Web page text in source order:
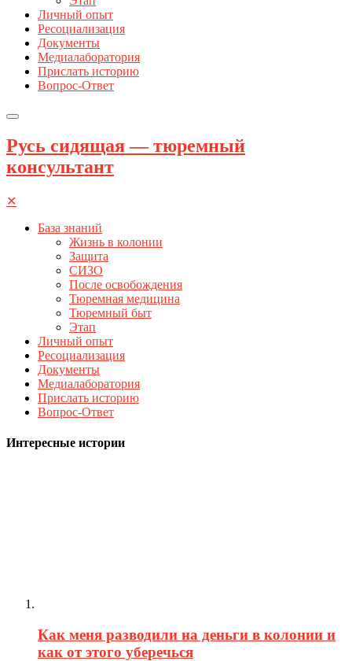
Личный опыт
Ресоциализация
Документы
Медиалаборатория
Прислать историю
Вопрос-Ответ
Русь сидящая — тюремный
консультант
✕
База знаний
Жизнь в колонии
Защита
СИЗО
После освобождения
Тюремная медицина
Тюремный быт
Этап
Личный опыт
Ресоциализация
Документы
Медиалаборатория
Прислать историю
Вопрос-Ответ
Интересные истории
Как меня разводили на деньги в колонии и
как от этого уберечься